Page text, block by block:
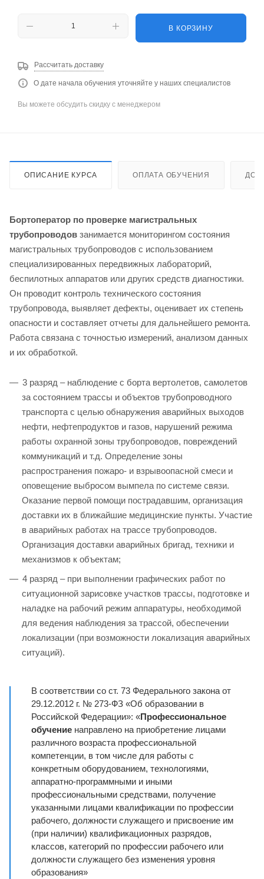
В КОРЗИНУ
Рассчитать доставку
О дате начала обучения уточняйте у наших специалистов
Вы можете обсудить скидку с менеджером
ОПИСАНИЕ КУРСА ОПЛАТА ОБУЧЕНИЯ
Бортоператор по проверке магистральных
трубопроводов занимается мониторингом состояния
магистральных трубопроводов с использованием
специализированных передвижных лабораторий,
беспилотных аппаратов или других средств диагностики.
Он проводит контроль технического состояния
трубопровода, выявляет дефекты, оценивает их степень
опасности и составляет отчеты для дальнейшего ремонта.
Работа связана с точностью измерений, анализом данных
и их обработкой.
3 разряд – наблюдение с борта вертолетов, самолетов
за состоянием трассы и объектов трубопроводного
транспорта с целью обнаружения аварийных выходов
нефти, нефтепродуктов и газов, нарушений режима
работы охранной зоны трубопроводов, повреждений
коммуникаций и т.д. Определение зоны
распространения пожаро- и взрывоопасной смеси и
оповещение выбросом вымпела по системе связи.
Оказание первой помощи пострадавшим, организация
доставки их в ближайшие медицинские пункты. Участие
в аварийных работах на трассе трубопроводов.
Организация доставки аварийных бригад, техники и
механизмов к объектам;
4 разряд – при выполнении графических работ по
ситуационной зарисовке участков трассы, подготовке и
наладке на рабочий режим аппаратуры, необходимой
для ведения наблюдения за трассой, обеспечении
локализации (при возможности локализация аварийных
ситуаций).
В соответствии со ст. 73 Федерального закона от
29.12.2012 г. № 273-ФЗ «Об образовании в
Российской Федерации»: «Профессиональное
обучение направлено на приобретение лицами
различного возраста профессиональной
компетенции, в том числе для работы с
конкретным оборудованием, технологиями,
аппаратно-программными и иными
профессиональными средствами, получение
указанными лицами квалификации по профессии
рабочего, должности служащего и присвоение им
(при наличии) квалификационных разрядов,
классов, категорий по профессии рабочего или
должности служащего без изменения уровня
образования»